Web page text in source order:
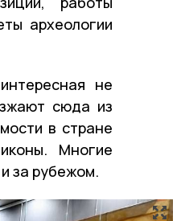
археологии
не
сюда из
в стране
Многие
за рубежом.